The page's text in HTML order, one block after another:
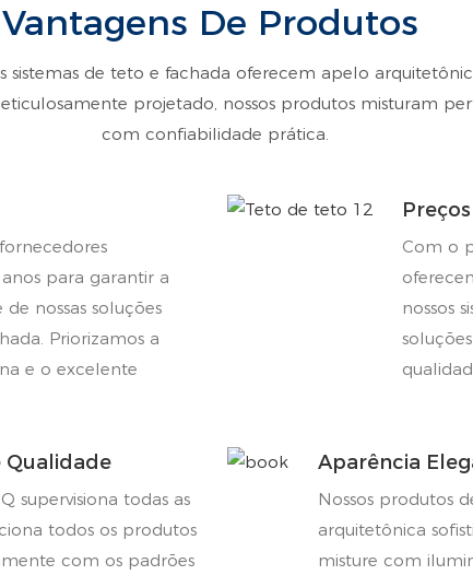
Vantagens De Produtos
sistemas de teto e fachada oferecem apelo
projetado, nossos produtos misturam
com confiabilidade prática.
para garantir a
nossas soluções
Priorizamos a
e o excelente
Com o
nossos
Qualidade
supervisiona todas as
todos os produtos
com os padrões
Aparência
Nossos produtos
arquitetônica
misture com